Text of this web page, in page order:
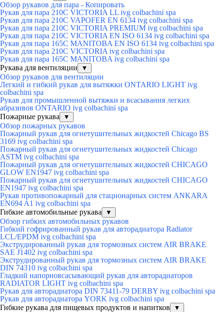
Обзор рукавов для пара - Копировать
Рукав для пара 210C VICTORIA LL ivg colbachini spa
Рукав для пара 210C VAPOFER EN 6134 ivg colbachini spa
Рукав для пара 210C VICTORIA PREMIUM ivg colbachini spa
Рукав для пара 210C VICTORIA EN ISO 6134 ivg colbachini spa
Рукав для пара 165C MANITOBA EN ISO 6134 ivg colbachini spa
Рукав для пара 210C VICTORIA ivg colbachini spa
Рукав для пара 165C MANITOBA ivg colbachini spa
Рукава для вентиляции
▼
Обзор рукавов для вентиляции
Легкий и гибкий рукав для вытяжки ONTARIO LIGHT ivg
colbachini spa
Рукав для промышленной вытяжки и всасывания легких
абразивов ONTARIO ivg colbachini spa
Пожарные рукава
▼
Обзор пожарных рукавов
Пожарный рукав для огнетушительных жидкостей Chicago BS
3169 ivg colbachini spa
Пожарный рукав для огнетушительных жидкостей Chicago
ASTM ivg colbachini spa
Пожарный рукав для огнетушительных жидкостей CHICAGO
GLOW EN1947 ivg colbachini spa
Пожарный рукав для огнетушительных жидкостей CHICAGO
EN1947 ivg colbachini spa
Рукав противопожарный для стационарных систем ANKARA
EN694 A1 ivg colbachini spa
Гибкие автомобильные рукава
▼
Обзор гибких автомобильных рукавов
Гибкий гофрированный рукав для авторадиатора Radiator
LCL/EPDM ivg colbachini spa
Экструдированный рукав для тормозных систем AIR BRAKE
SAE J1402 ivg colbachini spa
Экструдированный рукав для тормозных систем AIR BRAKE
DIN 74310 ivg colbachini spa
Гладкий напорновсасывающий рукав для авторадиаторов
RADIATOR LIGHT ivg colbachini spa
Рукав для авторадиатора DIN 73411-79 DERBY ivg colbachini spa
Рукав для авторадиатора YORK ivg colbachini spa
Гибкие рукава для пищевых продуктов и напитков
▼